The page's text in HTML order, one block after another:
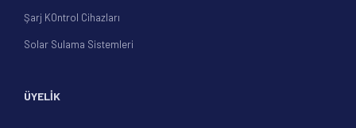
Şarj KOntrol Cihazları
Solar Sulama Sistemleri
ÜYELİK